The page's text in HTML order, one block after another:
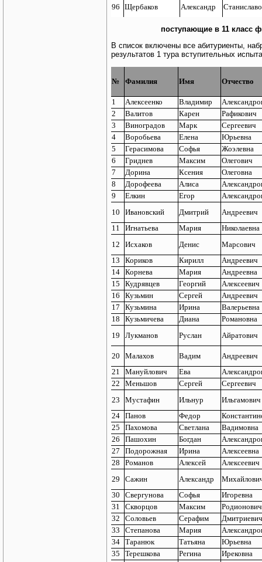
96 Щербаков Александр
поступающие в 11 класс
В список включены все абитуриенты,
результатов 1 тура вступительных
№ Фамилия Имя Отчество
1 Алексеенко Владимир
2
Валитов Карен
Рафикович
3
Виноградов Марк
Сергеевич
4
Воробьева Елена
Юрьевна
5
Герасимова Софья
Жоэлевна
6
Гриднев Максим
Олегович
7
Дорина Ксения
Олеговна
8
Дорофеева Алиса
9
Елкин Егор
10
Ивановский Дмитрий
Андреевич
11
Игнатьева Мария
Николаевна
12
Исхаков Денис
Марсович
13
Кориков Кирилл
Андреевич
14 Корнева Мария
Андреевна
15
Кудрявцев Георгий
Алексеевич
16
Кузьмин Сергей
Андреевич
17
Кузьмина Ирина
Валерьевна
18
Кузьмичева Диана
Романовна
19
Лукманов Руслан Айратович
20 Малахов Вадим
Андреевич
21
Мануйлович Ева
22
Меньшов Сергей
Сергеевич
23
Мустафин Ильнур
Ильгамович
24 Панов Федор
25
Пахомова Светлана
Вадимовна
26
Пашохин Богдан
27
Подорожная Ирина
Алексеевна
28
Романов Алексей
Алексеевич
29
Сажин Александр
30
Свергунова Софья
Игоревна
31
Скворцов Максим
Родионович
32
Соловьев Серафим
Дмитриевич
33
Степанова Мария
34 Таранюк Татьяна
Юрьевна
35
Терешкова Регина
Ирековна